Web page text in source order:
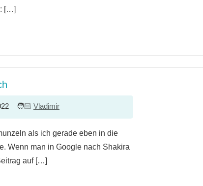
[…]
Vladimir
als ich gerade eben in die
Wenn man in Google nach Shakira
auf […]